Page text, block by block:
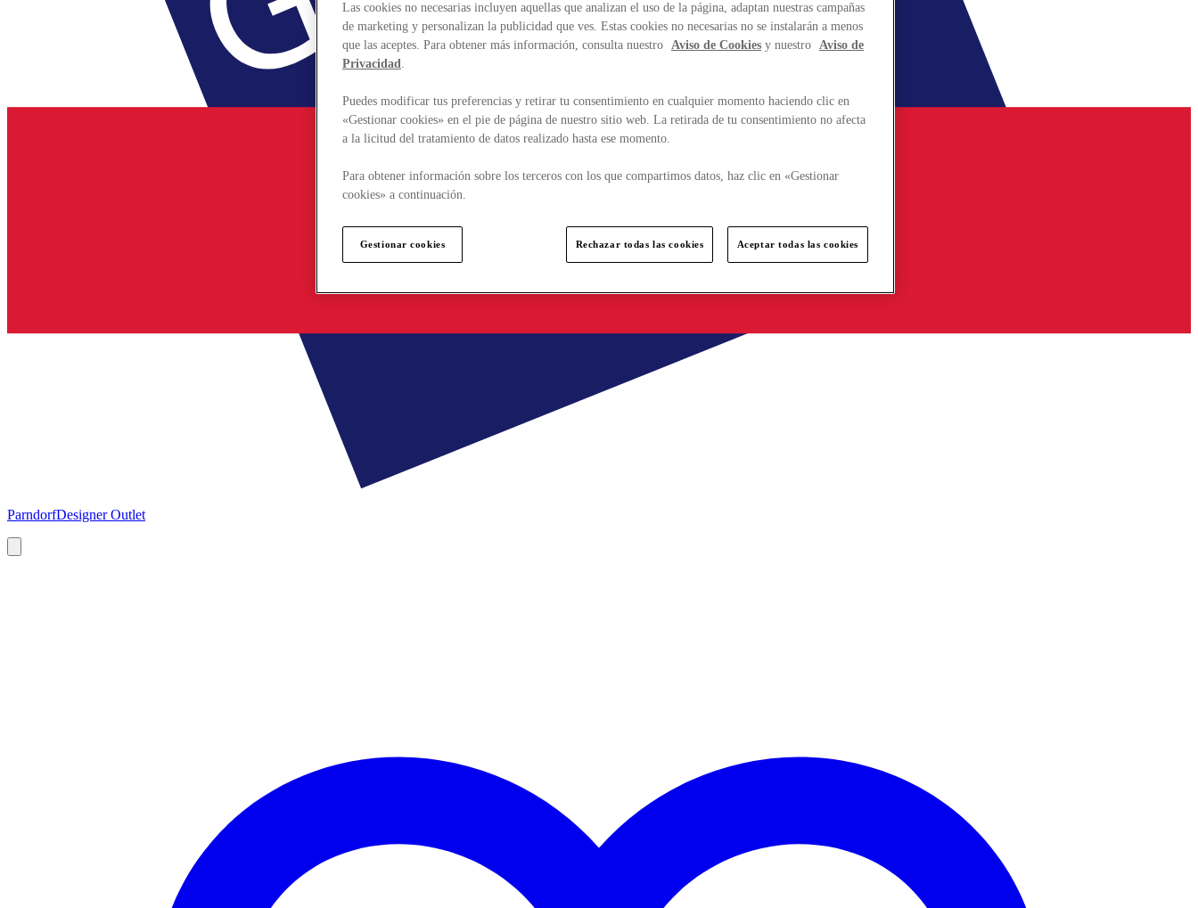
ParndorfDesigner Outlet
Las cookies no necesarias incluyen aquellas que analizan el uso de la página, adaptan nuestras campañas
de marketing y personalizan la publicidad que ves. Estas cookies no necesarias no se instalarán a menos
que las aceptes. Para obtener más información, consulta nuestro Aviso de Cookies y nuestro Aviso de
Privacidad.
Puedes modificar tus preferencias y retirar tu consentimiento en cualquier momento haciendo clic en
«Gestionar cookies» en el pie de página de nuestro sitio web. La retirada de tu consentimiento no afecta
a la licitud del tratamiento de datos realizado hasta ese momento.
Para obtener información sobre los terceros con los que compartimos datos, haz clic en «Gestionar
cookies» a continuación.
Gestionar cookies Rechazar todas las cookies Aceptar todas las cookies